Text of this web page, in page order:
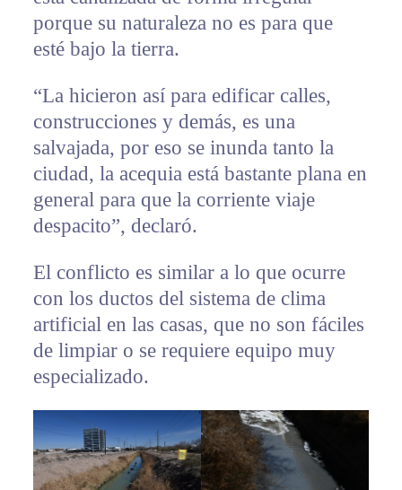
porque su naturaleza no es para que
esté bajo la tierra.
“La hicieron así para edificar calles,
construcciones y demás, es una
salvajada, por eso se inunda tanto la
ciudad, la acequia está bastante plana en
general para que la corriente viaje
despacito”, declaró.
El conflicto es similar a lo que ocurre
con los ductos del sistema de clima
artificial en las casas, que no son fáciles
de limpiar o se requiere equipo muy
especializado.